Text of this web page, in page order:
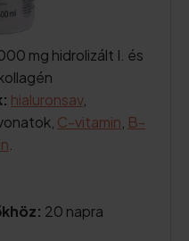
mg hidrolizált I. és
hialuronsav,
C-vitamin B-
20 napra